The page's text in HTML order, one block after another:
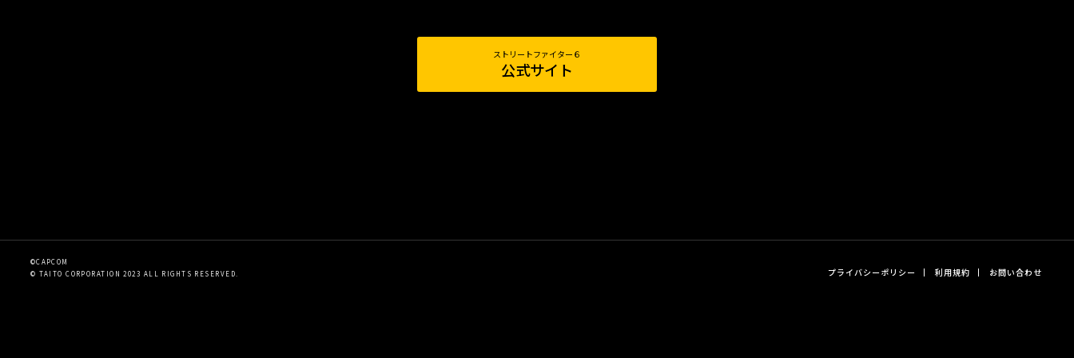
ストリートファイター６
公式サイト
プライバシーポリシー 利用規約 お問い合わせ
©CAPCOM
© TAITO CORPORATION 2023 ALL RIGHTS RESERVED.